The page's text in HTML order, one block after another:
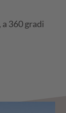
360 gradi